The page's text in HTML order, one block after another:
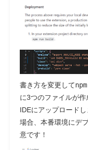
書き方を変更して
に3つのファイルが
IDEにアップロード
場合、本番環境にデ
意です！